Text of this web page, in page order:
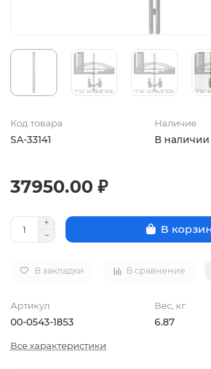
Код товара
SA-33141
Наличие
В наличии
37950.00 ₽
В
В закладки В сравнение
Артикул
00-0543-1853
Вес, кг
6.87
Все характеристики